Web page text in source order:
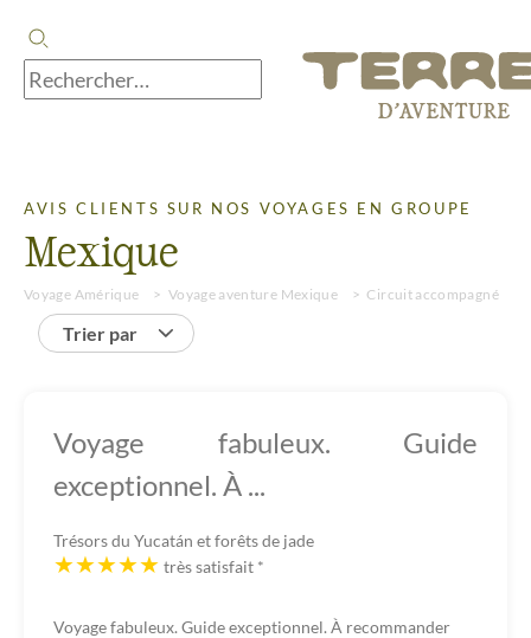
AVIS CLIENTS SUR NOS VOYAGES EN GROUPE
Mexique
Voyage Amérique Voyage aventure Mexique Circuit accompagné
Trier par
Voyage fabuleux. Guide
exceptionnel. À ...
Trésors du Yucatán et forêts de jade
très satisfait *
Voyage fabuleux. Guide exceptionnel. À recommander